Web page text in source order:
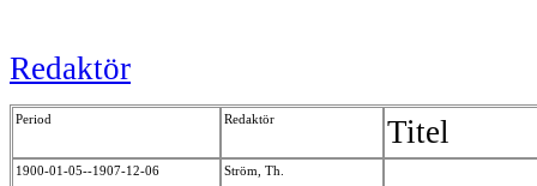
Redaktör
Period Redaktör Titel
1900-01-05--1907-12-06 Ström, Th.